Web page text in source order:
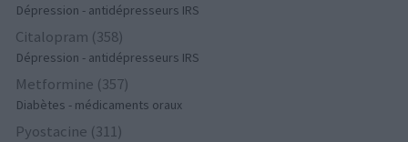
Dépression - antidépresseurs IRS
Citalopram (358)
Dépression - antidépresseurs IRS
Metformine (357)
Diabètes - médicaments oraux
Pyostacine (311)